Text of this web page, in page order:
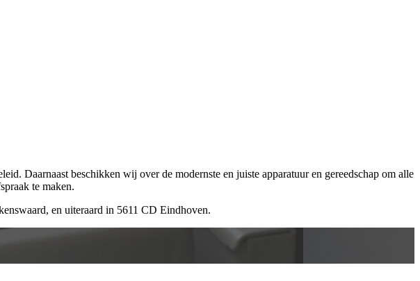
Daarnaast beschikken wij over de modernste en juiste apparatuur en gereedschap om alle
te maken.
en uiteraard in 5611 CD Eindhoven.